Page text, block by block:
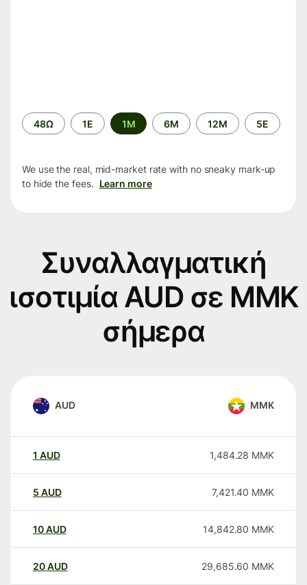
Time
period
48Ω 1Ε 1M 6M 12M 5Ε
We use the real, mid-market rate with no sneaky mark-up
to hide the fees. Learn more
Συναλλαγματική
ισοτιμία AUD σε MMK
σήμερα
AUD MMK
1 AUD 1,484.28 MMK
5 AUD 7,421.40 MMK
10AUD 14,842.80 MMK
20AUD 29,685.60 MMK